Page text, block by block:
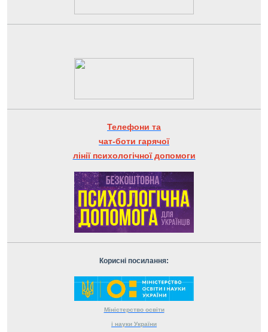
Телефони та
чат-боти гарячої
лінії психологічної допомоги
Корисні посилання:
Міністерство освіти
і науки України